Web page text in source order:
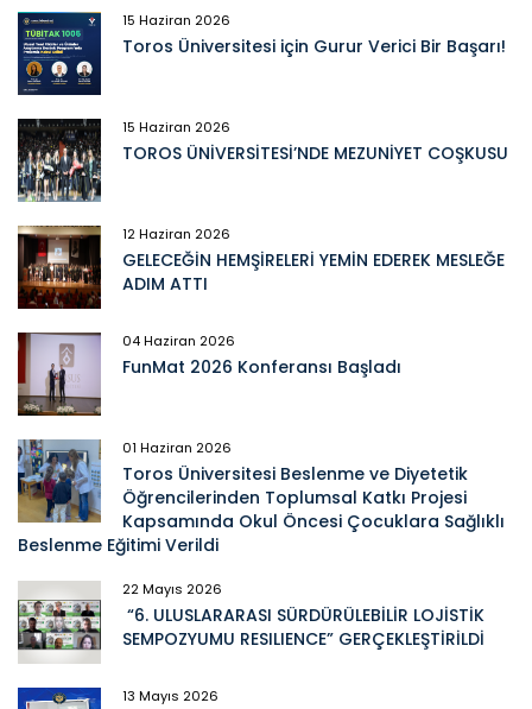
15 Haziran 2026
Toros Üniversitesi için Gurur Verici Bir Başarı!
15 Haziran 2026
TOROS ÜNİVERSİTESİ’NDE MEZUNİYET COŞKUSU
12 Haziran 2026
GELECEĞİN HEMŞİRELERİ YEMİN EDEREK MESLEĞE
ADIM ATTI
04 Haziran 2026
FunMat 2026 Konferansı Başladı
01 Haziran 2026
Toros Üniversitesi Beslenme ve Diyetetik
Öğrencilerinden Toplumsal Katkı Projesi
Kapsamında Okul Öncesi Çocuklara Sağlıklı
Beslenme Eğitimi Verildi
22 Mayıs 2026
“6. ULUSLARARASI SÜRDÜRÜLEBİLİR LOJİSTİK
SEMPOZYUMU RESILIENCE” GERÇEKLEŞTİRİLDİ
13 Mayıs 2026